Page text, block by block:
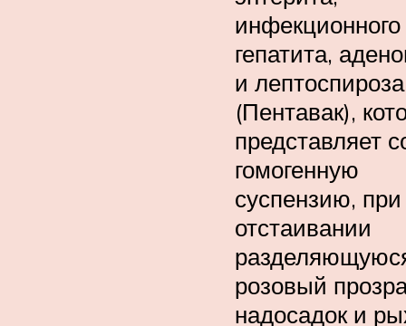
инфекционного
гепатита,
и лептоспироза
(Пентавак),
представляет
гомогенную
суспензию, при
отстаивании
розовый
надосадок и